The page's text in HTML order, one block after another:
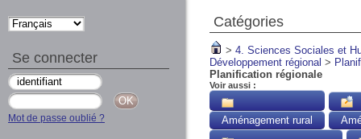
Catégories
> 4. Sciences Sociales et
Développement régional >
Planification régionale
Voir aussi :
Aménagement rural
Se connecter
Mot de passe oublié ?